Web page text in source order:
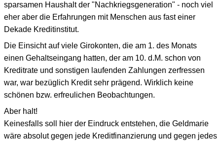
sparsamen Haushalt der "Nachkriegsgeneration" - noch viel
eher aber die Erfahrungen mit Menschen aus fast einer
Dekade Kreditinstitut.
Die Einsicht auf viele Girokonten, die am 1. des Monats
einen Gehaltseingang hatten, der am 10. d.M. schon von
Kreditrate und sonstigen laufenden Zahlungen zerfressen
war, war bezüglich Kredit sehr prägend. Wirklich keine
schönen bzw. erfreulichen Beobachtungen.
Aber halt!
Keinesfalls soll hier der Eindruck entstehen, die Geldmarie
wäre absolut gegen jede Kreditfinanzierung und gegen jedes